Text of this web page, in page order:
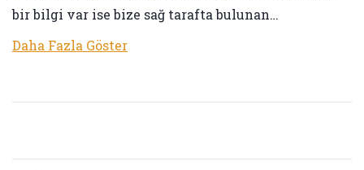
bir bilgi var ise bize sağ tarafta bulunan…
Daha Fazla Göster